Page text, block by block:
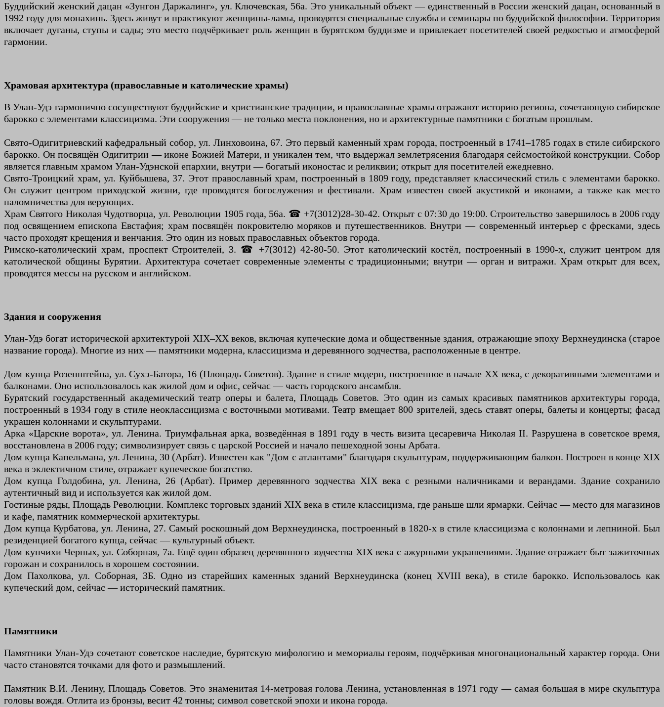
Буддийский женский дацан «Зунгон Даржалинг», ул. Ключевская, 56а. Это уникальный объект — единственный в России женский дацан, основанный в
1992 году для монахинь. Здесь живут и практикуют женщины-ламы, проводятся специальные службы и семинары по буддийской философии. Территория
включает дуганы, ступы и сады; это место подчёркивает роль женщин в бурятском буддизме и привлекает посетителей своей редкостью и атмосферой
гармонии.
Храмовая архитектура (православные и католические храмы)
В Улан-Удэ гармонично сосуществуют буддийские и христианские традиции, и православные храмы отражают историю региона, сочетающую сибирское
барокко с элементами классицизма. Эти сооружения — не только места поклонения, но и архитектурные памятники с богатым прошлым.
Свято-Одигитриевский кафедральный собор, ул. Линховоина, 67. Это первый каменный храм города, построенный в 1741–1785 годах в стиле сибирского
барокко. Он посвящён Одигитрии — иконе Божией Матери, и уникален тем, что выдержал землетрясения благодаря сейсмостойкой конструкции. Собор
является главным храмом Улан-Удэнской епархии, внутри — богатый иконостас и реликвии; открыт для посетителей ежедневно.
Свято-Троицкий храм, ул. Куйбышева, 37. Этот православный храм, построенный в 1809 году, представляет классический стиль с элементами барокко.
Он служит центром приходской жизни, где проводятся богослужения и фестивали. Храм известен своей акустикой и иконами, а также как место
паломничества для верующих.
Храм Святого Николая Чудотворца, ул. Революции 1905 года, 56а. ☎ +7(3012)28-30-42. Открыт с 07:30 до 19:00. Строительство завершилось в 2006 году
под освящением епископа Евстафия; храм посвящён покровителю моряков и путешественников. Внутри — современный интерьер с фресками, здесь
часто проходят крещения и венчания. Это один из новых православных объектов города.
Римско-католический храм, проспект Строителей, 3. ☎ +7(3012) 42-80-50. Этот католический костёл, построенный в 1990-х, служит центром для
католической общины Бурятии. Архитектура сочетает современные элементы с традиционными; внутри — орган и витражи. Храм открыт для всех,
проводятся мессы на русском и английском.
Здания и сооружения
Улан-Удэ богат исторической архитектурой XIX–XX веков, включая купеческие дома и общественные здания, отражающие эпоху Верхнеудинска (старое
название города). Многие из них — памятники модерна, классицизма и деревянного зодчества, расположенные в центре.
Дом купца Розенштейна, ул. Сухэ-Батора, 16 (Площадь Советов). Здание в стиле модерн, построенное в начале XX века, с декоративными элементами и
балконами. Оно использовалось как жилой дом и офис, сейчас — часть городского ансамбля.
Бурятский государственный академический театр оперы и балета, Площадь Советов. Это один из самых красивых памятников архитектуры города,
построенный в 1934 году в стиле неоклассицизма с восточными мотивами. Театр вмещает 800 зрителей, здесь ставят оперы, балеты и концерты; фасад
украшен колоннами и скульптурами.
Арка «Царские ворота», ул. Ленина. Триумфальная арка, возведённая в 1891 году в честь визита цесаревича Николая II. Разрушена в советское время,
восстановлена в 2006 году; символизирует связь с царской Россией и начало пешеходной зоны Арбата.
Дом купца Капельмана, ул. Ленина, 30 (Арбат). Известен как "Дом с атлантами" благодаря скульптурам, поддерживающим балкон. Построен в конце XIX
века в эклектичном стиле, отражает купеческое богатство.
Дом купца Голдобина, ул. Ленина, 26 (Арбат). Пример деревянного зодчества XIX века с резными наличниками и верандами. Здание сохранило
аутентичный вид и используется как жилой дом.
Гостиные ряды, Площадь Революции. Комплекс торговых зданий XIX века в стиле классицизма, где раньше шли ярмарки. Сейчас — место для магазинов
и кафе, памятник коммерческой архитектуры.
Дом купца Курбатова, ул. Ленина, 27. Самый роскошный дом Верхнеудинска, построенный в 1820-х в стиле классицизма с колоннами и лепниной. Был
резиденцией богатого купца, сейчас — культурный объект.
Дом купчихи Черных, ул. Соборная, 7а. Ещё один образец деревянного зодчества XIX века с ажурными украшениями. Здание отражает быт зажиточных
горожан и сохранилось в хорошем состоянии.
Дом Пахолкова, ул. Соборная, 3Б. Одно из старейших каменных зданий Верхнеудинска (конец XVIII века), в стиле барокко. Использовалось как
купеческий дом, сейчас — исторический памятник.
Памятники
Памятники Улан-Удэ сочетают советское наследие, бурятскую мифологию и мемориалы героям, подчёркивая многонациональный характер города. Они
часто становятся точками для фото и размышлений.
Памятник В.И. Ленину, Площадь Советов. Это знаменитая 14-метровая голова Ленина, установленная в 1971 году — самая большая в мире скульптура
головы вождя. Отлита из бронзы, весит 42 тонны; символ советской эпохи и икона города.